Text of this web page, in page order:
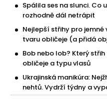
Spálila ses na slunci. Co
rozhodně dál netrápit
Nejlepší střihy pro
tvaru obličeje (a přidá
Bob nebo lob? Který
obličeje a typu vlasů
Ukrajinská manikúra:
nehtů. Vydrží týdny a